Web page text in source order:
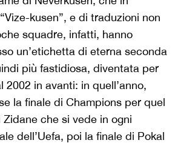
kusen”, e di traduzioni non
squadre, infatti, hanno
un’etichetta di eterna seconda
più fastidiosa, diventata per
in avanti: in quell’anno,
la finale di Champions per quel
che si vede in ogni
dell’Uefa, poi la finale di Pokal